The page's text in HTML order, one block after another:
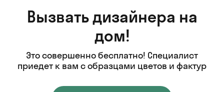
Вызвать дизайнера на
дом!
Это совершенно бесплатно! Специалист
приедет к вам с образцами цветов и фактур